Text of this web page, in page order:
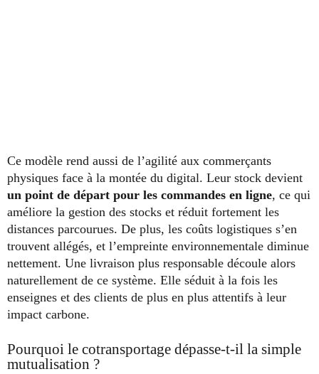
Ce modèle rend aussi de l’agilité aux commerçants
physiques face à la montée du digital. Leur stock devient
un point de départ pour les commandes en ligne, ce qui
améliore la gestion des stocks et réduit fortement les
distances parcourues. De plus, les coûts logistiques s’en
trouvent allégés, et l’empreinte environnementale diminue
nettement. Une livraison plus responsable découle alors
naturellement de ce système. Elle séduit à la fois les
enseignes et des clients de plus en plus attentifs à leur
impact carbone.
Pourquoi le cotransportage dépasse-t-il la simple
mutualisation ?